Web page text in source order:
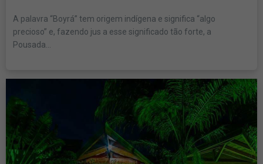
A palavra “Boyrá” tem origem indígena e significa “algo
precioso” e, fazendo jus a esse significado tão forte, a
Pousada...